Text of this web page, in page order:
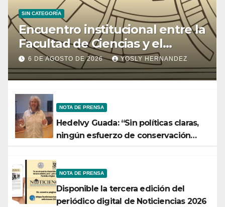
SIN CATEGORÍA
Encuentro institucional entre la
Facultad de Ciencias y el
Ministerio de Ciencia y
Tecnología
6 DE AGOSTO DE 2026 YOSLY HERNANDEZ
NOTA DE PRENSA
Hedelvy Guada: “Sin políticas claras,
ningún esfuerzo de conservación
NOTA DE PRENSA
Disponible la tercera edición del
periódico digital de Noticiencias 2026